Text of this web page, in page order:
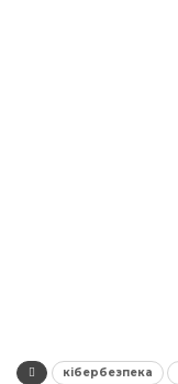
кібербезпека